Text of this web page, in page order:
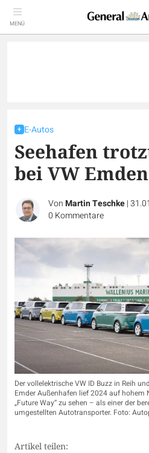
MENÜ
E-Autos
Seehafen
bei VW Emden
VonMartin Teschke|
0 Kommentare
Der vollelektrische VW ID Buzz in Reih
Emder Außenhafen lief 2024 auf hohem
„Future Way“ zu sehen – als einer der
umgestellten Autotransporter. Foto:
Artikel teilen: